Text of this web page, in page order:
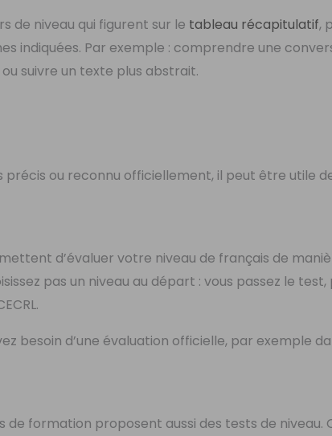
de niveau qui figurent sur le tableau récapitulatif,
indiquées. Par exemple : comprendre une
suivre un texte plus abstrait.
précis ou reconnu officiellement, il peut être utile
d’évaluer votre niveau de français de
pas un niveau au départ : vous passez le test,
besoin d’une évaluation officielle, par exemple
formation proposent aussi des tests de niveau.